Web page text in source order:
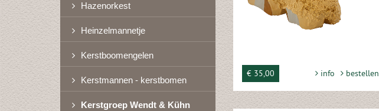
Hazenorkest
Heinzelmannetje
Kerstboomengelen
Kerstmannen - kerstbomen
Kerstgroep Wendt & Kühn
€ 35,00 info bestellen